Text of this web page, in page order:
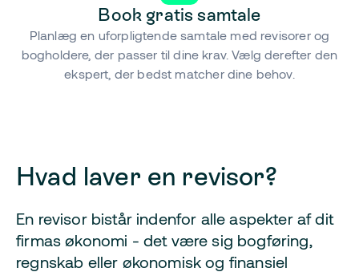
Book gratis samtale
Planlæg en uforpligtende samtale med revisorer og
bogholdere, der passer til dine krav. Vælg derefter den
ekspert, der bedst matcher dine behov.
Hvad laver en revisor?
En revisor bistår indenfor alle aspekter af dit
firmas økonomi - det være sig bogføring,
regnskab eller økonomisk og finansiel